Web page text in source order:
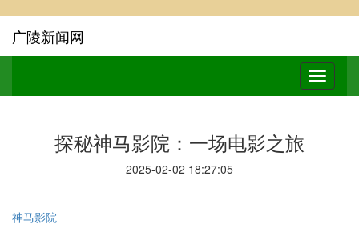
广陵新闻网
探秘神马影院：一场电影之旅
2025-02-02 18:27:05
神马影院